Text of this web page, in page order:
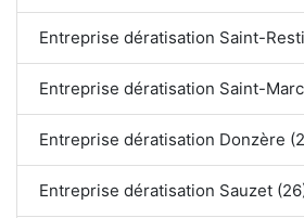
Entreprise dératisation Saint-
Entreprise dératisation Saint-
Entreprise dératisation Donzère
Entreprise dératisation Sauzet